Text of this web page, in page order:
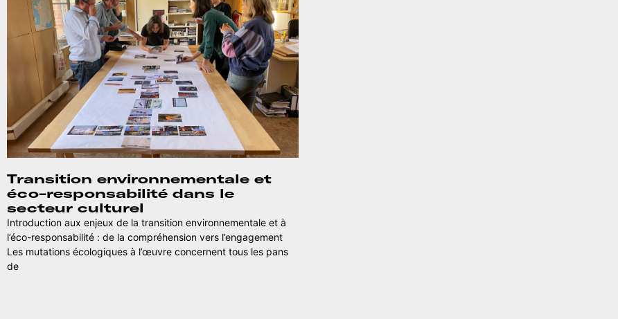
Transition environnementale et
éco-responsabilité dans le
secteur culturel
Introduction aux enjeux de la transition environnementale et à
l’éco-responsabilité : de la compréhension vers l’engagement
Les mutations écologiques à l’œuvre concernent tous les pans
de